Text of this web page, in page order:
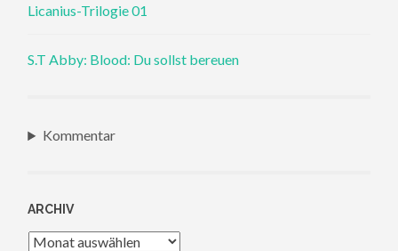
Licanius-Trilogie 01
S.T Abby: Blood: Du sollst bereuen
Kommentar
ARCHIV
Archiv